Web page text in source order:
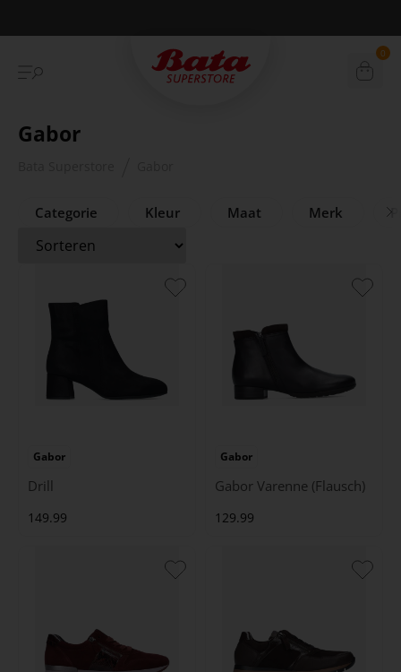
Betaal achteraf met Klarna 0
Gabor
Categorie Kleur Maat Merk
Gabor
Drill
149.99
Gabor
Gabor Varenne (Flausch)
129.99